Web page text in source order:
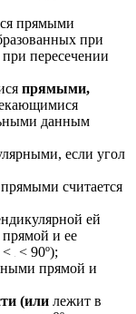
прямыми
при
пересечении
прямыми,
данным
если угол
прямыми считается
ей
и ее
< < 90º);
прямой и
(или лежит в